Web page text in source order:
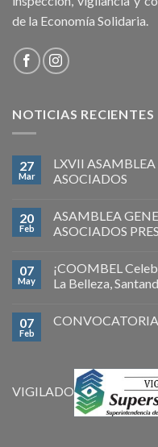
de la Economía Solidaria.
NOTICIAS RECIENTES
27
Mar
LXVII
ASOCIADOS
20
Feb
ASAMBLEA
ASOCIADOS
07
May
¡COOMBEL
La Belleza,
07
Feb
VIGILADO